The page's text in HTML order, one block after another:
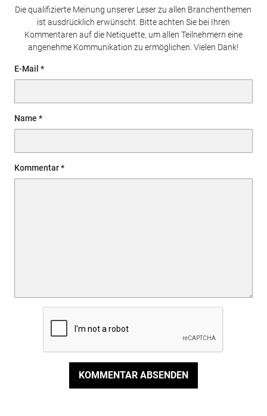
Die qualifizierte Meinung unserer Leser zu allen Branchenthemen
ist ausdrücklich erwünscht. Bitte achten Sie bei Ihren
Kommentaren auf die Netiquette, um allen Teilnehmern eine
angenehme Kommunikation zu ermöglichen. Vielen Dank!
E-Mail
Name
Kommentar
KOMMENTAR ABSENDEN